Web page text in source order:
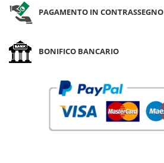
PAGAMENTO IN CONTRASSEGNO
BONIFICO BANCARIO